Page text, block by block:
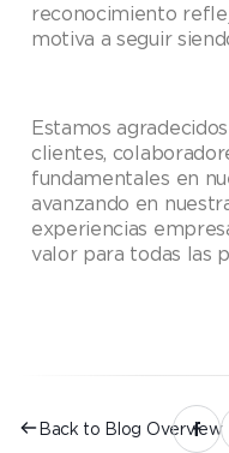
reconocimiento
motiva a seguir
Estamos
clientes,
fundamentales en
avanzando en
experiencias
valor para todas las
Back to Blog Overview